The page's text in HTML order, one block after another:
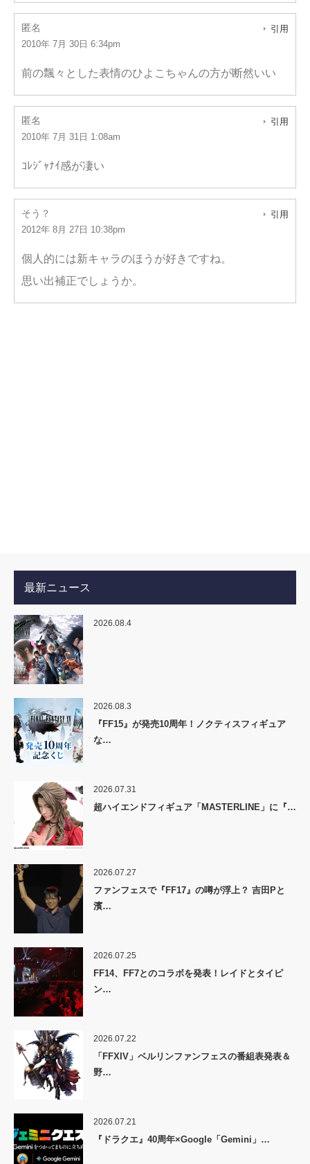
匿名
2010年 7月 30日 6:34pm
引用
前の飄々とした表情のひよこちゃんの方が断然いい
匿名
2010年 7月 31日 1:08am
引用
ｺﾚｼﾞｬﾅｲ感が凄い
そう？
2012年 8月 27日 10:38pm
引用
個人的には新キャラのほうが好きですね。
思い出補正でしょうか。
最新ニュース
2026.08.4
2026.08.3
『FF15』が発売10周年！ノクティスフィギュア
な…
2026.07.31
超ハイエンドフィギュア「MASTERLINE」に『…
2026.07.27
ファンフェスで『FF17』の噂が浮上？ 吉田Pと
濱…
2026.07.25
FF14、FF7とのコラボを発表！レイドとタイピ
ン…
2026.07.22
「FFXIV」ベルリンファンフェスの番組表発表＆
野…
2026.07.21
『ドラクエ』40周年×Google「Gemini」…